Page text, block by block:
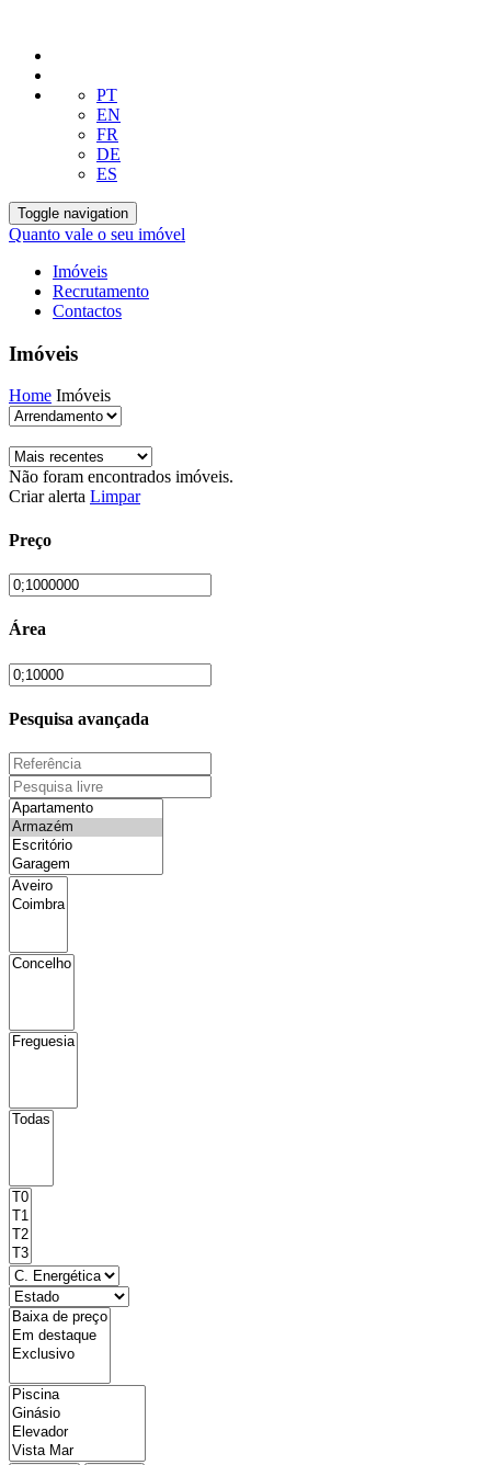
PT
EN
FR
DE
ES
Toggle navigation
Quanto vale o seu imóvel
Imóveis
Recrutamento
Contactos
Imóveis
Home Imóveis
Não foram encontrados imóveis.
Criar alerta Limpar
Preço
Área
Pesquisa avançada